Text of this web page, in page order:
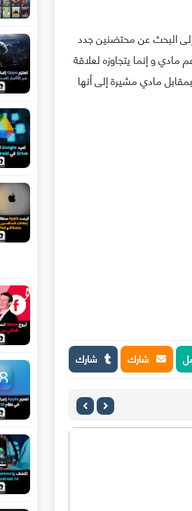
البحث عن محتضنين جدد
و إنما يتجاوزه لعلاقة
مادي مشيرة إلى أنها
شارك شارك